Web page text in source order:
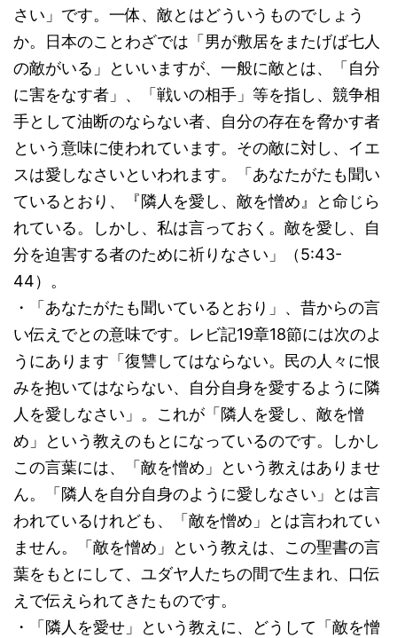
さい」です。一体、敵とはどういうものでしょう
か。日本のことわざでは「男が敷居をまたげば七人
の敵がいる」といいますが、一般に敵とは、「自分
に害をなす者」、「戦いの相手」等を指し、競争相
手として油断のならない者、自分の存在を脅かす者
という意味に使われています。その敵に対し、イエ
スは愛しなさいといわれます。「あなたがたも聞い
ているとおり、『隣人を愛し、敵を憎め』と命じら
れている。しかし、私は言っておく。敵を愛し、自
分を迫害する者のために祈りなさい」（5:43-
44）。
・「あなたがたも聞いているとおり」、昔からの言
い伝えでとの意味です。レビ記19章18節には次のよ
うにあります「復讐してはならない。民の人々に恨
みを抱いてはならない、自分自身を愛するように隣
人を愛しなさい」。これが「隣人を愛し、敵を憎
め」という教えのもとになっているのです。しかし
この言葉には、「敵を憎め」という教えはありませ
ん。「隣人を自分自身のように愛しなさい」とは言
われているけれども、「敵を憎め」とは言われてい
ません。「敵を憎め」という教えは、この聖書の言
葉をもとにして、ユダヤ人たちの間で生まれ、口伝
えで伝えられてきたものです。
・「隣人を愛せ」という教えに、どうして「敵を憎